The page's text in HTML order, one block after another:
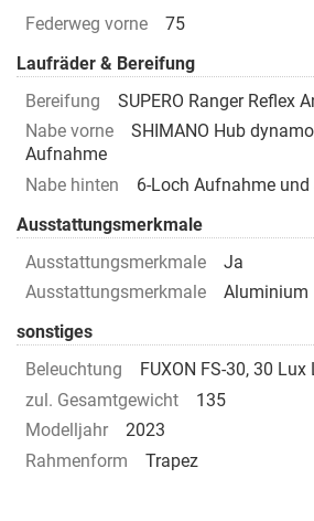
Federweg vorne
75
Laufräder & Bereifung
Bereifung
SUPERO Ranger Reflex
Nabe vorne
SHIMANO Hub
Aufnahme
Nabe hinten
6-Loch Aufnahme
Ausstattungsmerkmale
Ausstattungsmerkmale
Ja
Ausstattungsmerkmale
Aluminium
sonstiges
Beleuchtung
FUXON FS-30, 30
zul. Gesamtgewicht
135
Modelljahr
2023
Rahmenform
Trapez